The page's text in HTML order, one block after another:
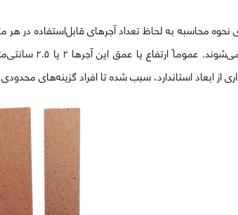
نحوه محاسبه به لحاظ تعداد آجرهای قابل‌استفاده در
طول، عرض و
از ابعاد استاندارد، سبب شده تا افراد گزینه‌های